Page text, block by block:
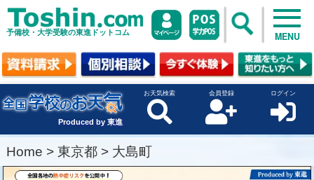
予備校・大学受験の東進ドットコム MENU
Produced by 東進
お天気検索 会員登録 ログイン
Home > 東京都 > 大島町